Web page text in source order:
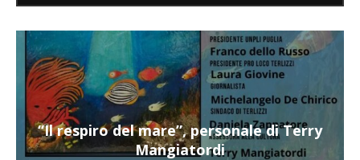
“Il respiro del mare”, personale di Terry
Mangiatordi